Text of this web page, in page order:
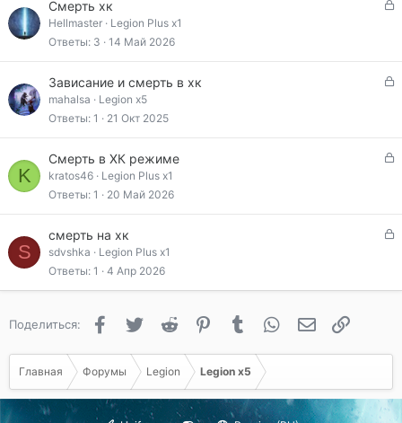
т
З
т
Смерть хк
Hellmaster
Legion Plus x1
Ответы 3 14 Май 2026
З
т
Зависание и смерть в хк
mahalsa
Legion x5
Ответы 1 21 Окт 2025
K
З
т
Смерть в ХК режиме
kratos46
Legion Plus x1
Ответы 1 20 Май 2026
S
З
смерть на хк
sdvshka
Legion Plus x1
Ответы 1 4 Апр 2026
Поделиться: FacebookTwitter Reddit PinterestTumblr WhatsAppЭлектронная
Главная Форумы Legion Legion x5